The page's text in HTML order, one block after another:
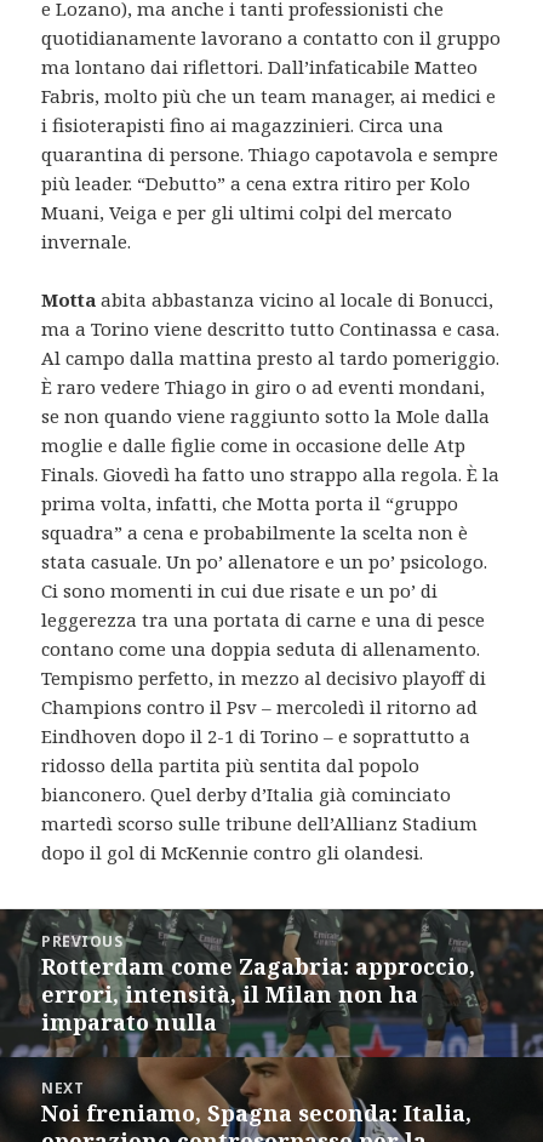
e Lozano), ma anche i tanti professionisti che
quotidianamente lavorano a contatto con il gruppo
ma lontano dai riflettori. Dall’infaticabile Matteo
Fabris, molto più che un team manager, ai medici e
i fisioterapisti fino ai magazzinieri. Circa una
quarantina di persone. Thiago capotavola e sempre
più leader. “Debutto” a cena extra ritiro per Kolo
Muani, Veiga e per gli ultimi colpi del mercato
invernale.
Motta abita abbastanza vicino al locale di Bonucci,
ma a Torino viene descritto tutto Continassa e casa.
Al campo dalla mattina presto al tardo pomeriggio.
È raro vedere Thiago in giro o ad eventi mondani,
se non quando viene raggiunto sotto la Mole dalla
moglie e dalle figlie come in occasione delle Atp
Finals. Giovedì ha fatto uno strappo alla regola. È la
prima volta, infatti, che Motta porta il “gruppo
squadra” a cena e probabilmente la scelta non è
stata casuale. Un po’ allenatore e un po’ psicologo.
Ci sono momenti in cui due risate e un po’ di
leggerezza tra una portata di carne e una di pesce
contano come una doppia seduta di allenamento.
Tempismo perfetto, in mezzo al decisivo playoff di
Champions contro il Psv – mercoledì il ritorno ad
Eindhoven dopo il 2-1 di Torino – e soprattutto a
ridosso della partita più sentita dal popolo
bianconero. Quel derby d’Italia già cominciato
martedì scorso sulle tribune dell’Allianz Stadium
dopo il gol di McKennie contro gli olandesi.
Post
navigation
PREVIOUS
Previous
post:
Rotterdam come Zagabria: approccio,
errori, intensità, il Milan non ha
imparato nulla
NEXT
Next
Noi freniamo, Spagna seconda: Italia,